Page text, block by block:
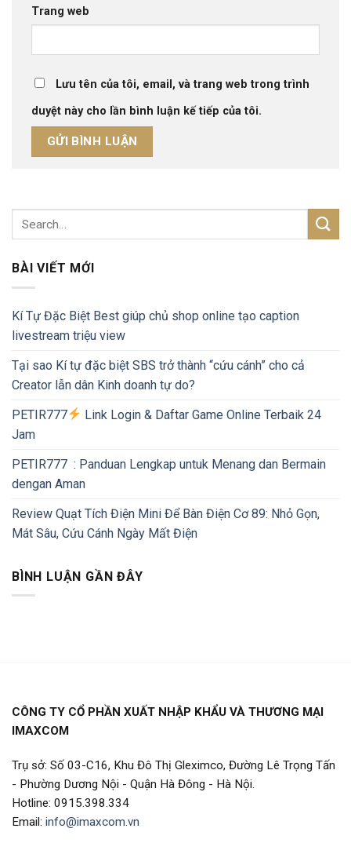
Trang web
Lưu tên của tôi, email, và trang web trong trình
duyệt này cho lần bình luận kế tiếp của tôi.
BÀI VIẾT MỚI
Kí Tự Đặc Biệt Best giúp chủ shop online tạo caption
livestream triệu view
Tại sao Kí tự đặc biệt SBS trở thành “cứu cánh” cho cả
Creator lẫn dân Kinh doanh tự do?
PETIR777
Link Login & Daftar Game Online Terbaik 24
Jam
PETIR777 : Panduan Lengkap untuk Menang dan Bermain
dengan Aman
Review Quạt Tích Điện Mini Để Bàn Điện Cơ 89: Nhỏ Gọn,
Mát Sâu, Cứu Cánh Ngày Mất Điện
BÌNH LUẬN GẦN ĐÂY
CÔNG TY CỔ PHẦN XUẤT NHẬP KHẨU VÀ THƯƠNG MẠI
IMAXCOM
Trụ sở: Số 03-C16, Khu Đô Thị Gleximco, Đường Lê Trọng Tấn
- Phường Dương Nội - Quận Hà Đông - Hà Nội.
Hotline: 0915.398.334
Email: info@imaxcom.vn